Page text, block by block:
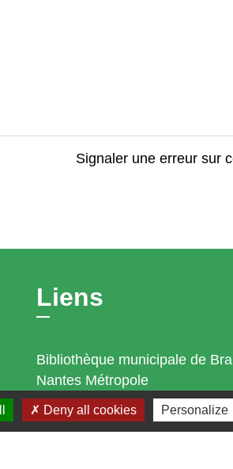
Signaler une erreur sur
Liens
Bibliothèque municipale de
Nantes Métropole
Département Loire-Atlantique
Région Pays de la Loire
Deny all cookies Personalize